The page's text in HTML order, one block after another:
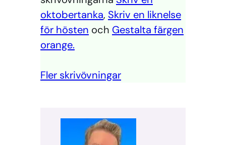
oktobertanka, Skriv en liknelse
för hösten och Gestalta färgen
orange.
Fler skrivövningar